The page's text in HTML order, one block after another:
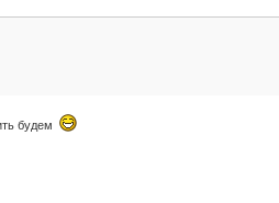
будем